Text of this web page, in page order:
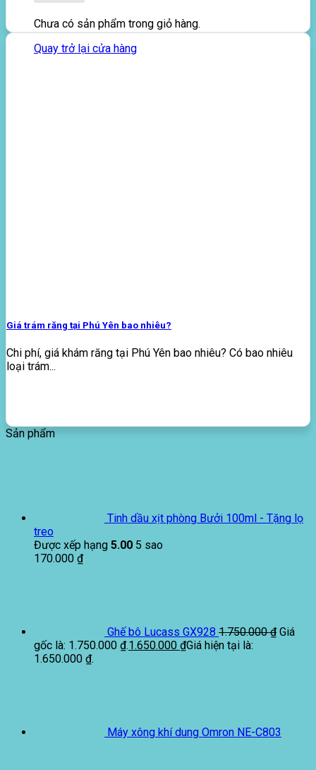
Chưa có sản phẩm trong giỏ hàng.
Quay trở lại cửa hàng
Giá trám răng tại Phú Yên bao nhiêu?
Chi phí, giá khám răng tại Phú Yên bao nhiêu? Có bao nhiêu
loại trám...
Sản phẩm
Tinh dầu xịt phòng Bưởi 100ml - Tặng lọ
treo
Được xếp hạng 5.00 5 sao
170.000 ₫
Ghế bô Lucass GX928 1.750.000₫ Giá
gốc là: 1.750.000 ₫.1.650.000 ₫Giá hiện tại là:
1.650.000 ₫.
Máy xông khí dung Omron NE-C803